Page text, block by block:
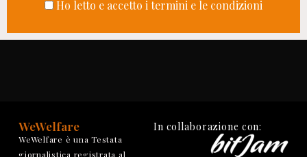
Ho letto e accetto i termini e le condizioni
WeWelfare
WeWelfare è una Testata
giornalistica registrata al
In collaborazione con: